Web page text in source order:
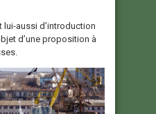
lui-aussi d’introduction
d’une proposition à